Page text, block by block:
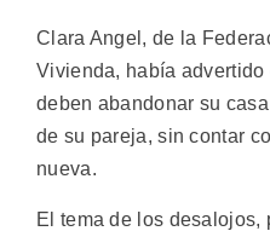
Clara Angel, de la
Vivienda, había
deben abandonar su
de su pareja, sin contar
nueva.
El tema de los